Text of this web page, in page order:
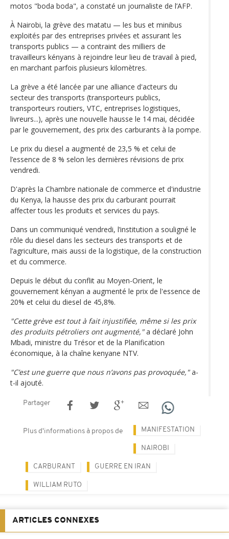
motos "boda boda", a constaté un journaliste de l’AFP.
À Nairobi, la grève des matatu — les bus et minibus
exploités par des entreprises privées et assurant les
transports publics — a contraint des milliers de
travailleurs kényans à rejoindre leur lieu de travail à pied,
en marchant parfois plusieurs kilomètres.
La grève a été lancée par une alliance d'acteurs du
secteur des transports (transporteurs publics,
transporteurs routiers, VTC, entreprises logistiques,
livreurs...), après une nouvelle hausse le 14 mai, décidée
par le gouvernement, des prix des carburants à la pompe.
Le prix du diesel a augmenté de 23,5 % et celui de
l’essence de 8 % selon les dernières révisions de prix
vendredi.
D'après la Chambre nationale de commerce et d'industrie
du Kenya, la hausse des prix du carburant pourrait
affecter tous les produits et services du pays.
Dans un communiqué vendredi, l’institution a souligné le
rôle du diesel dans les secteurs des transports et de
l’agriculture, mais aussi de la logistique, de la construction
et du commerce.
Depuis le début du conflit au Moyen-Orient, le
gouvernement kényan a augmenté le prix de l'essence de
20% et celui du diesel de 45,8%.
"Cette grève est tout à fait injustifiée, même si les prix
des produits pétroliers ont augmenté,"a déclaré John
Mbadi, ministre du Trésor et de la Planification
économique, à la chaîne kenyane NTV.
"C’est une guerre que nous n’avons pas provoquée,"a-
t-il ajouté.
Partager
Plus d'informations à propos de MANIFESTATION
NAIROBI
CARBURANT GUERRE EN IRAN
WILLIAM RUTO
ARTICLES CONNEXES